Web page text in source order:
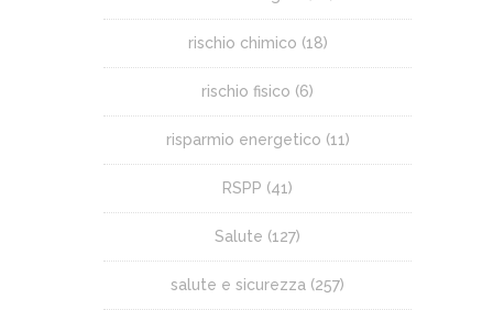
rischio chimico (18)
rischio fisico (6)
risparmio energetico (11)
RSPP (41)
Salute (127)
salute e sicurezza (257)